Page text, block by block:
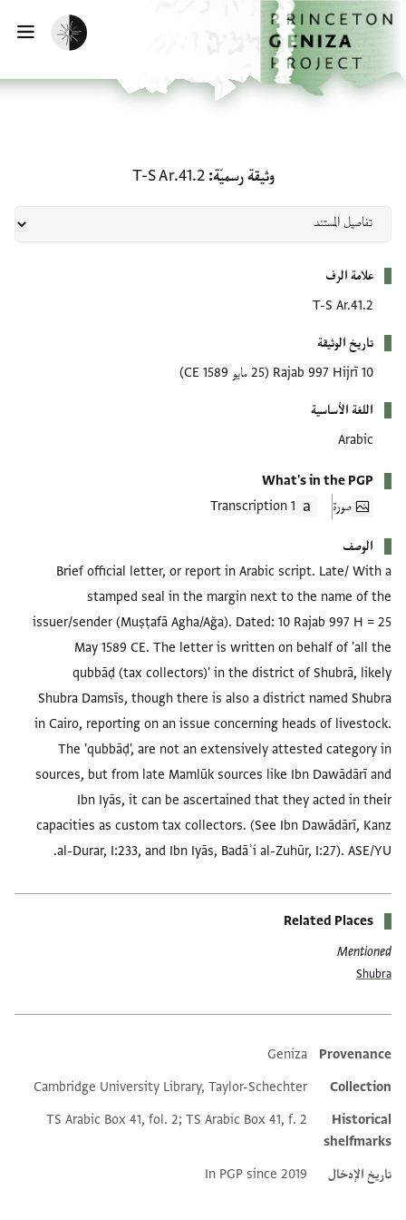
إلى المحتوى الرئيسي
الرئيسية
تفعيل الوضع المظلم
وثيقة رسميّة T-S Ar.41.2
علامة الرف
T-S Ar.41.2
تاريخ الوثيقة
10 Rajab 997 Hijrī
(25 مايو 1589 CE)
اللغة الأساسية
Arabic
What's in the PGP
صورة
1 Transcription
الوصف
Brief official letter, or report in Arabic script. Late/ With a
stamped seal in the margin next to the name of the
issuer/sender (Muṣṭafā Agha/Ağa). Dated: 10 Rajab 997 H = 25
May 1589 CE. The letter is written on behalf of 'all the
qubbāḍ (tax collectors)' in the district of Shubrā, likely
Shubra Damsīs, though there is also a district named Shubra
in Cairo, reporting on an issue concerning heads of livestock.
The 'qubbāḍ', are not an extensively attested category in
sources, but from late Mamlūk sources like Ibn Dawādārī and
Ibn Iyās, it can be ascertained that they acted in their
capacities as custom tax collectors. (See Ibn Dawādārī, Kanz
al-Durar, I:233, and Ibn Iyās, Badāʾi al-Zuhūr, I:27). ASE/YU.
Related Places
Mentioned
Shubra
Additional metadata
Provenance
Geniza
Collection
Cambridge University Library, Taylor-Schechter
Historical
shelfmarks
TS Arabic Box 41, fol. 2; TS Arabic Box 41, f. 2
تاريخ الإدخال In PGP since 2019